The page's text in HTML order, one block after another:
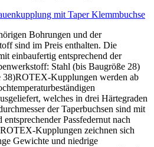
mit Taper Klemmbuchse
Bohrungen und der
sind im Preis enthalten. Die
einbaufertig entsprechend der
Stahl (bis Baugröße 28)
38)ROTEX-Kupplungen werden ab
welches in drei Härtegraden
der Taperbuchsen sind mit
Passfedernut nach
Kupplungen zeichnen sich
Gewichte und niedrige